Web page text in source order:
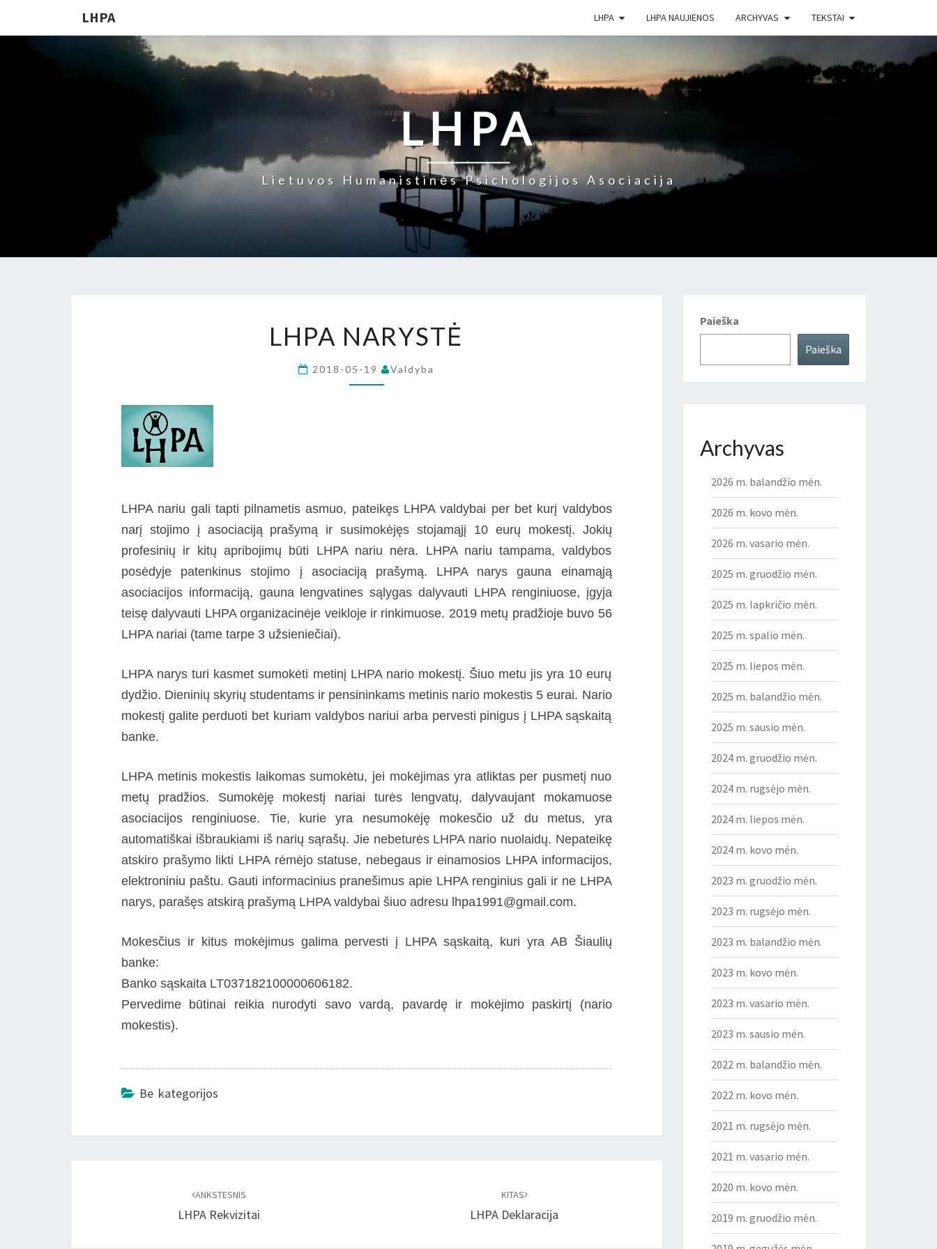
LHPA LHPA LHPA NAUJIENOS ARCHYVAS TEKSTAI
LHPA
Lietuvos Humanistinės Psichologijos Asociacija
NARYSTĖ
LHPA NARYSTĖ
2018-05-19 Valdyba
LHPA nariu gali tapti pilnametis asmuo, pateikęs LHPA valdybai per bet kurį valdybos
narį stojimo į asociaciją prašymą ir susimokėjęs stojamąjį 10 eurų mokestį. Jokių
profesinių ir kitų apribojimų būti LHPA nariu nėra. LHPA nariu tampama, valdybos
posėdyje patenkinus stojimo į asociaciją prašymą. LHPA narys gauna einamąją
asociacijos informaciją, gauna lengvatines sąlygas dalyvauti LHPA renginiuose, įgyja
teisę dalyvauti LHPA organizacinėje veikloje ir rinkimuose. 2019 metų pradžioje buvo 56
LHPA nariai (tame tarpe 3 užsieniečiai).
LHPA narys turi kasmet sumokėti metinį LHPA nario mokestį. Šiuo metu jis yra 10 eurų
dydžio. Dieninių skyrių studentams ir pensininkams metinis nario mokestis 5 eurai. Nario
mokestį galite perduoti bet kuriam valdybos nariui arba pervesti pinigus į LHPA sąskaitą
banke.
LHPA metinis mokestis laikomas sumokėtu, jei mokėjimas yra atliktas per pusmetį nuo
metų pradžios. Sumokėję mokestį nariai turės lengvatų, dalyvaujant mokamuose
asociacijos renginiuose. Tie, kurie yra nesumokėję mokesčio už du metus, yra
automatiškai išbraukiami iš narių sąrašų. Jie nebeturės LHPA nario nuolaidų. Nepateikę
atskiro prašymo likti LHPA rėmėjo statuse, nebegaus ir einamosios LHPA informacijos,
elektroniniu paštu. Gauti informacinius pranešimus apie LHPA renginius gali ir ne LHPA
narys, parašęs atskirą prašymą LHPA valdybai šiuo adresu lhpa1991@gmail.com.
Mokesčius ir kitus mokėjimus galima pervesti į LHPA sąskaitą, kuri yra AB Šiaulių
banke:
Banko sąskaita LT037182100000606182.
Pervedime būtinai reikia nurodyti savo vardą, pavardę ir mokėjimo paskirtį (nario
mokestis).
Be kategorijos
ANKSTESNIS
LHPA Rekvizitai
KITAS
LHPA Deklaracija
Paieška
Paieška
Archyvas
2026 m. balandžio mėn.
2026 m. kovo mėn.
2026 m. vasario mėn.
2025 m. gruodžio mėn.
2025 m. lapkričio mėn.
2025 m. spalio mėn.
2025 m. liepos mėn.
2025 m. balandžio mėn.
2025 m. sausio mėn.
2024 m. gruodžio mėn.
2024 m. rugsėjo mėn.
2024 m. liepos mėn.
2024 m. kovo mėn.
2023 m. gruodžio mėn.
2023 m. rugsėjo mėn.
2023 m. balandžio mėn.
2023 m. kovo mėn.
2023 m. vasario mėn.
2023 m. sausio mėn.
2022 m. balandžio mėn.
2022 m. kovo mėn.
2021 m. rugsėjo mėn.
2021 m. vasario mėn.
2020 m. kovo mėn.
2019 m. gruodžio mėn.